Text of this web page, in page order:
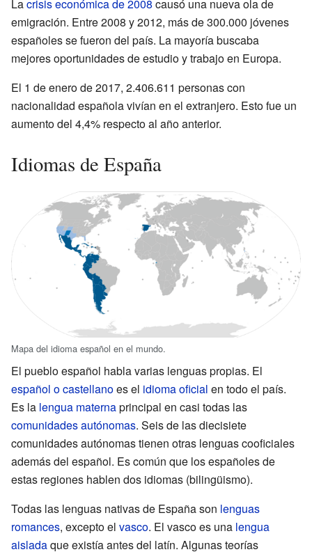
Lacrisis económica de 2008 causó una nueva ola de
emigración. Entre 2008 y 2012, más de 300.000 jóvenes
españoles se fueron del país. La mayoría buscaba
mejores oportunidades de estudio y trabajo en Europa.
El 1 de enero de 2017, 2.406.611 personas con
nacionalidad española vivían en el extranjero. Esto fue un
aumento del 4,4% respecto al año anterior.
Idiomas de España
Mapa del idioma español en el mundo.
El pueblo español habla varias lenguas propias. El
español o castellanoes el idioma oficial en todo el país.
Es la lengua maternaprincipal en casi todas las
comunidades autónomas. Seis de las diecisiete
comunidades autónomas tienen otras lenguas cooficiales
además del español. Es común que los españoles de
estas regiones hablen dos idiomas (bilingüismo).
Todas las lenguas nativas de España son lenguas
romances, excepto el vasco. El vasco es una lengua
aisladaque existía antes del latín. Algunas teorías